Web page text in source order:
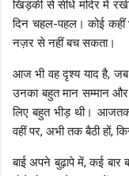
खिड़की से सीधे मंदिर में
दिन चहल-पहल। कोई कहीं
नज़र से नहीं बच सकता।
आज भी वह दृश्य याद है,
उनका बहुत मान सम्मान और
लिए बहुत भीड़ थी।
वहीं पर, अभी तक बैठी हों,
बाई अपने बुढ़ापे में, कई